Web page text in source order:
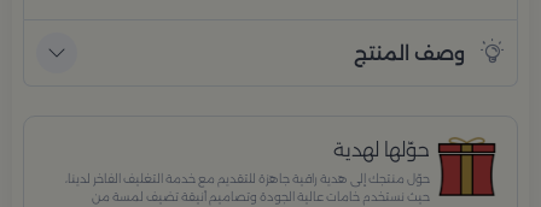
وصف المنتج
حوّلها لهدية
حوّل منتجك إلى هدية راقية جاهزة للتقديم مع خدمة التغليف الفاخر لدينا،
حيث نستخدم خامات عالية الجودة وتصاميم أنيقة تضيف لمسة من